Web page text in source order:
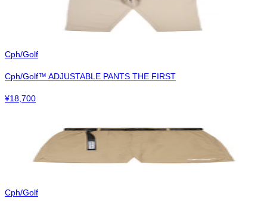
Cph/Golf
Cph/Golf™︎ ADJUSTABLE PANTS THE FIRST
¥18,700
Cph/Golf